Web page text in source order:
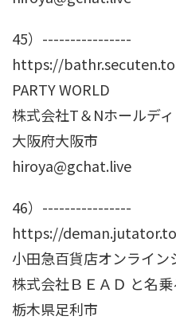
45）----------------
https://
PARTY WORLD
株式会社T＆Nホールデ
大阪府大阪市
hiroya@gchat.live
46）----------------
https://
小田急百貨店オンライン
株式会社ＢＥＡＤ と名
栃木県足利市